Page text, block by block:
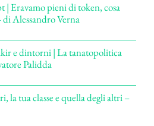
| Eravamo pieni di token, cosa
Alessandro Verna
e dintorni | La tanatopolitica
Palidda
la tua classe e quella degli altri –